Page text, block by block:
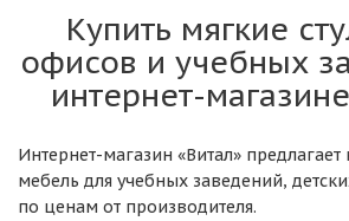
Купить мягкие
офисов и учебных
интернет-
Интернет-магазин «Витал» предлагает
мебель для учебных заведений,
по ценам от производителя.